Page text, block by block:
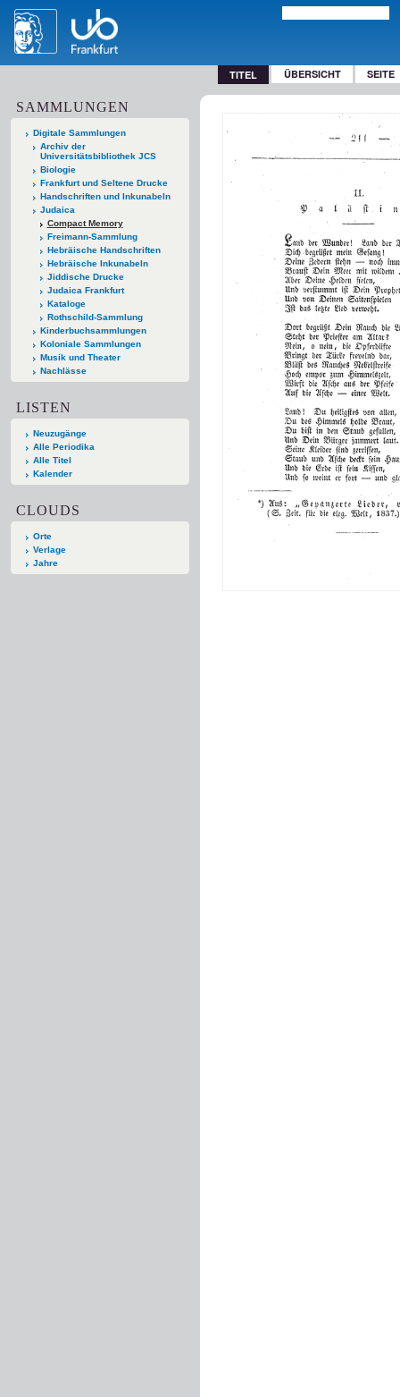
TITEL ÜBERSICHT SEITE
SAMMLUNGEN
Digitale Sammlungen
Archiv der
Universitätsbibliothek JCS
Biologie
Frankfurt und Seltene Drucke
Handschriften und Inkunabeln
Judaica
Compact Memory
Freimann-Sammlung
Hebräische Handschriften
Hebräische Inkunabeln
Jiddische Drucke
Judaica Frankfurt
Kataloge
Rothschild-Sammlung
Kinderbuchsammlungen
Koloniale Sammlungen
Musik und Theater
Nachlässe
LISTEN
Neuzugänge
Alle Periodika
Alle Titel
Kalender
CLOUDS
Orte
Verlage
Jahre